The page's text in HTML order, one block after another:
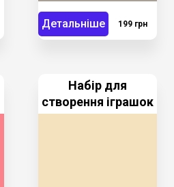
Детальніше 199 грн
Набір для
створення іграшок